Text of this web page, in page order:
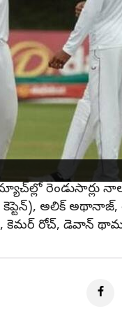
సిద్ధమైంది.
జోమెల్
ప్రస్తుతం
మొదటిసారిగా
పరుగులు
రెండుసార్లు
(వైస్ కెప్టెన్),
కెమర్ రోచ్, డెవాన్